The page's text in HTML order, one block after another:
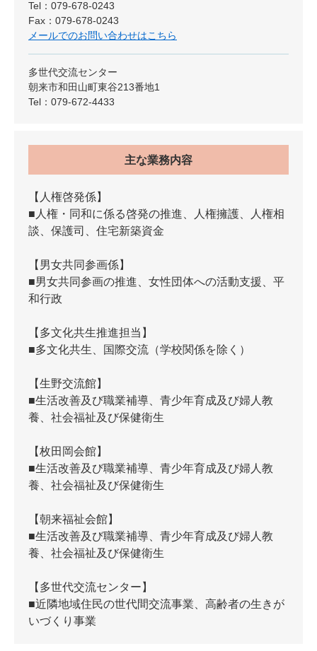
Tel：079-678-0243
Fax：079-678-0243
メールでのお問い合わせはこちら
多世代交流センター
朝来市和田山町東谷213番地1
Tel：079-672-4433
主な業務内容
【人権啓発係】
■人権・同和に係る啓発の推進、人権擁護、人権相
談、保護司、住宅新築資金
【男女共同参画係】
■男女共同参画の推進、女性団体への活動支援、平
和行政
【多文化共生推進担当】
■多文化共生、国際交流（学校関係を除く）
【生野交流館】
■生活改善及び職業補導、青少年育成及び婦人教
養、社会福祉及び保健衛生
【枚田岡会館】
■生活改善及び職業補導、青少年育成及び婦人教
養、社会福祉及び保健衛生
【朝来福祉会館】
■生活改善及び職業補導、青少年育成及び婦人教
養、社会福祉及び保健衛生
【多世代交流センター】
■近隣地域住民の世代間交流事業、高齢者の生きが
いづくり事業